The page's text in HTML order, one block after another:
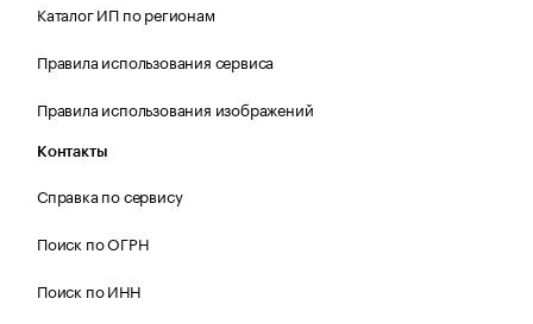
Каталог ИП по регионам
Правила использования сервиса
Правила использования изображений
Контакты
Справка по сервису
Поиск по ОГРН
Поиск по ИНН